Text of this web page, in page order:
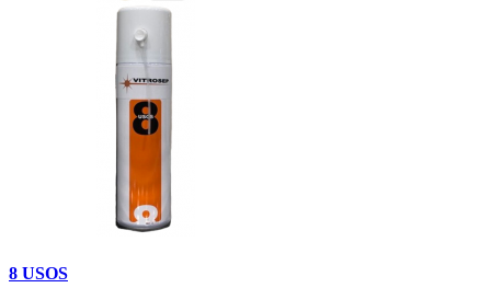
8 USOS